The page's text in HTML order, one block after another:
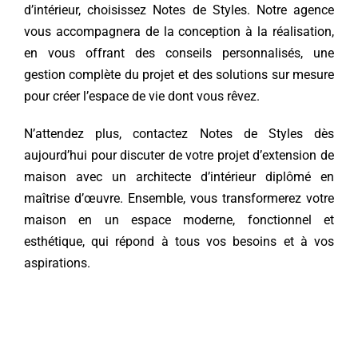
d’intérieur, choisissez Notes de Styles. Notre agence
vous accompagnera de la conception à la réalisation,
en vous offrant des conseils personnalisés, une
gestion complète du projet et des solutions sur mesure
pour créer l’espace de vie dont vous rêvez.
N’attendez plus, contactez Notes de Styles dès
aujourd’hui pour discuter de votre projet d’extension de
maison avec un architecte d’intérieur diplômé en
maîtrise d’œuvre. Ensemble, vous transformerez votre
maison en un espace moderne, fonctionnel et
esthétique, qui répond à tous vos besoins et à vos
aspirations.